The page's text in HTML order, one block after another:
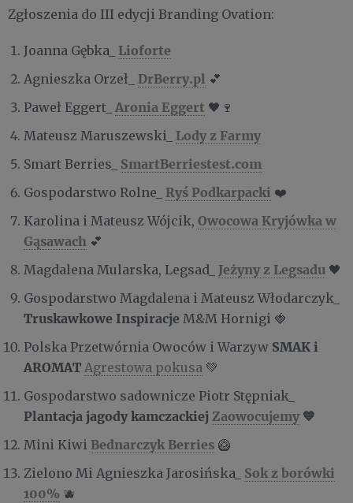
Zgłoszenia do III edycji Branding Ovation:
Joanna Gębka_ Lioforte
Agnieszka Orzeł_ DrBerry.pl 💕
Paweł Eggert_ Aronia Eggert 🖤🍷
Mateusz Maruszewski_ Lody z Farmy
Smart Berries_ SmartBerriestest.com
Gospodarstwo Rolne_ Ryś Podkarpacki ❤️
Karolina i Mateusz Wójcik, Owocowa Kryjówka w
Gąsawach 💕
Magdalena Mularska, Legsad_ Jeżyny z Legsadu 🖤
Gospodarstwo Magdalena i Mateusz Włodarczyk_
Truskawkowe Inspiracje M&M Hornigi 🍓
Polska Przetwórnia Owoców i Warzyw SMAK i
AROMAT Agrestowa pokusa 💚
Gospodarstwo sadownicze Piotr Stępniak_
Plantacja jagody kamczackiej Zaowocujemy💙
Mini Kiwi Bednarczyk Berries 🥝
Zielono Mi Agnieszka Jarosińska_ Sok z borówki
100% 🫐